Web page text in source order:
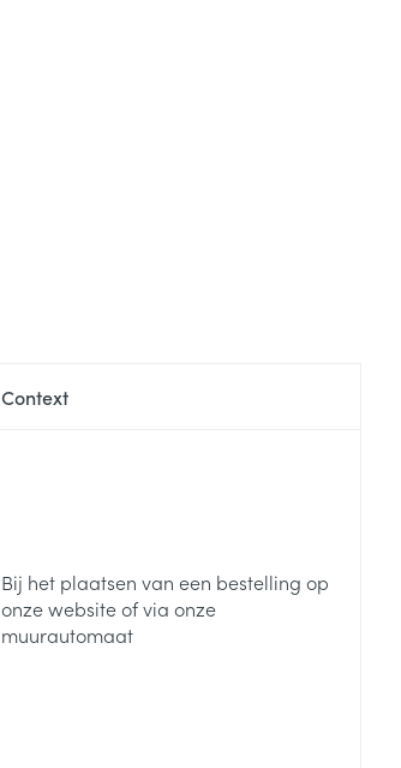
Context
Bij het plaatsen van een bestelling op
onze website of via onze
muurautomaat